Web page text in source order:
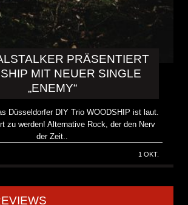
PRÄSENTIERT
MIT NEUER SINGLE
„ENEMY“
Düsseldorfer DIY Trio WOODSHIP ist laut.
zu werden! Alternative Rock, der den Nerv
der Zeit..
1 OKT.